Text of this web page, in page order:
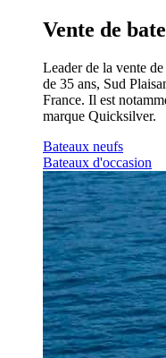
Vente de
Leader de la vente
de 35 ans, Sud
France. Il est
marque Quicksilver.
Bateaux neufs
Bateaux d'occasion